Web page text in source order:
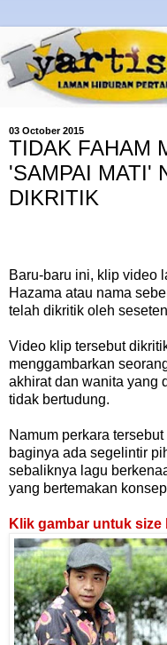
03 October 2015
TIDAK FAHAM
'SAMPAI MATI'
DIKRITIK
Baru-baru ini, klip video
Hazama atau nama
telah dikritik oleh
Video klip tersebut
menggambarkan
akhirat dan wanita yang
tidak bertudung.
Namum perkara
baginya ada segelintir
sebaliknya lagu
yang bertemakan
Klik gambar untuk size